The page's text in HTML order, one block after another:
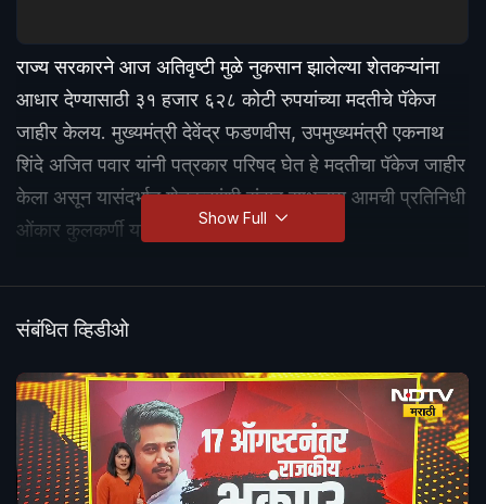
राज्य सरकारने आज अतिवृष्टी मुळे नुकसान झालेल्या शेतकऱ्यांना
आधार देण्यासाठी ३१ हजार ६२८ कोटी रुपयांच्या मदतीचे पॅकेज
जाहीर केलय. मुख्यमंत्री देवेंद्र फडणवीस, उपमुख्यमंत्री एकनाथ
शिंदे अजित पवार यांनी पत्रकार परिषद घेत हे मदतीचा पॅकेज जाहीर
केला असून यासंदर्भात शेतकऱ्यांशी संवाद साधलाय आमची प्रतिनिधी
ओंकार कुलकर्णी यांनी
Show Full
संबंधित व्हिडीओ